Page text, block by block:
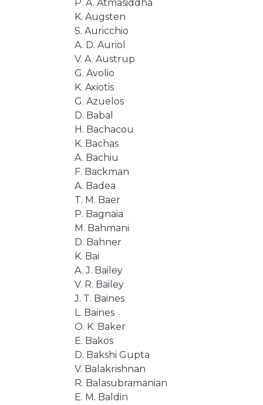
P. A. Atmasiddha
K. Augsten
S. Auricchio
A. D. Auriol
V. A. Austrup
G. Avolio
K. Axiotis
G. Azuelos
D. Babal
H. Bachacou
K. Bachas
A. Bachiu
F. Backman
A. Badea
T. M. Baer
P. Bagnaia
M. Bahmani
D. Bahner
K. Bai
A. J. Bailey
V. R. Bailey
J. T. Baines
L. Baines
O. K. Baker
E. Bakos
D. Bakshi Gupta
V. Balakrishnan
R. Balasubramanian
E. M. Baldin